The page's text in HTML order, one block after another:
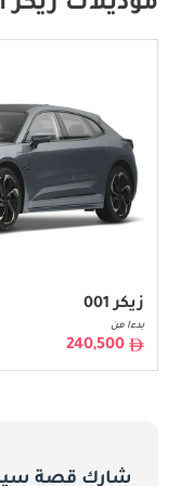
زيكر 001
بدءا من
240,500
شارك قصة